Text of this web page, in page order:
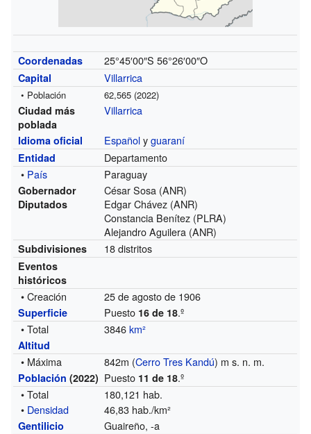
Coordenadas 25°45′00″S 56°26′00″O
Capital Villarrica
• Población 62,565 (2022)
Ciudad más
poblada
Villarrica
Idioma oficial Españolyguaraní
Entidad
Departamento
• País Paraguay
Gobernador
Diputados
César Sosa (ANR)
Edgar Chávez (ANR)
Constancia Benítez (PLRA)
Alejandro Aguilera (ANR)
Subdivisiones 18 distritos
Eventos
históricos
• Creación 25 de agosto de 1906
Superficie Puesto 16 de 18.º
• Total
3846km²
Altitud
• Máxima 842m (Cerro Tres Kandú) m s. n. m.
Población (2022) Puesto 11 de 18.º
• Total
180,121 hab.
• Densidad 46,83 hab./km²
Gentilicio Guaireño, -a